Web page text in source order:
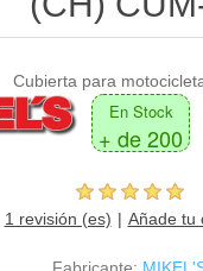
Cubierta para
En Stock
+ de 200
1 revisión (es) Añade tu